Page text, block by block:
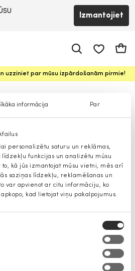
informācija Par
personalizētu saturu un reklāmas,
līdzekļu funkcijas un analizētu mūsu
kā jūs izmantojat mūsu vietni, mēs arī
saziņas līdzekļu, reklamēšanas un
var apvienot ar citu informāciju, ko
kad lietojat viņu pakalpojumus.
Izmantojiet
uzziniet par mūsu izpārdošanām pirmie!